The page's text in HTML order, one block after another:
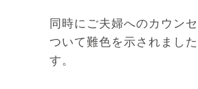
同時にご夫婦へのカウン
ついて難色を示されまし
す。